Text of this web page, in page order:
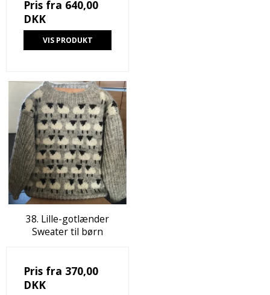
Pris fra 640,00
DKK
VIS PRODUKT
38. Lille-gotlænder
Sweater til børn
Pris fra 370,00
DKK